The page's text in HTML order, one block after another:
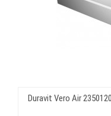
Duravit Vero Air